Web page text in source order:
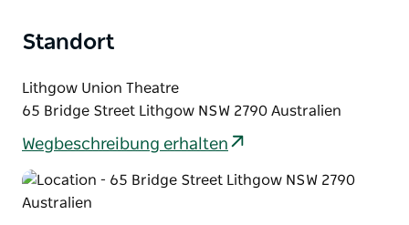
Standort
Lithgow Union Theatre
65 Bridge Street Lithgow NSW 2790 Australien
Wegbeschreibung erhalten